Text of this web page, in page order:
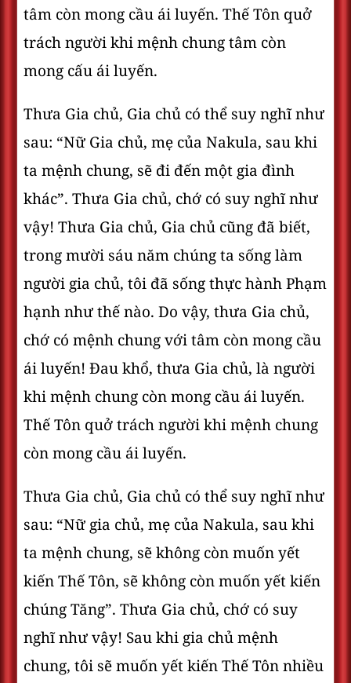
tâm còn mong cầu ái luyến. Thế Tôn quở
trách người khi mệnh chung tâm còn
mong cấu ái luyến.
Thưa Gia chủ, Gia chủ có thể suy nghĩ như
sau: “Nữ Gia chủ, mẹ của Nakula, sau khi
ta mệnh chung, sẽ đi đến một gia đình
khác”. Thưa Gia chủ, chớ có suy nghĩ như
vậy! Thưa Gia chủ, Gia chủ cũng đã biết,
trong mười sáu năm chúng ta sống làm
người gia chủ, tôi đã sống thực hành Phạm
hạnh như thế nào. Do vậy, thưa Gia chủ,
chớ có mệnh chung với tâm còn mong cầu
ái luyến! Ðau khổ, thưa Gia chủ, là người
khi mệnh chung còn mong cầu ái luyến.
Thế Tôn quở trách người khi mệnh chung
còn mong cầu ái luyến.
Thưa Gia chủ, Gia chủ có thể suy nghĩ như
sau: “Nữ gia chủ, mẹ của Nakula, sau khi
ta mệnh chung, sẽ không còn muốn yết
kiến Thế Tôn, sẽ không còn muốn yết kiến
chúng Tăng”. Thưa Gia chủ, chớ có suy
nghĩ như vậy! Sau khi gia chủ mệnh
chung, tôi sẽ muốn yết kiến Thế Tôn nhiều